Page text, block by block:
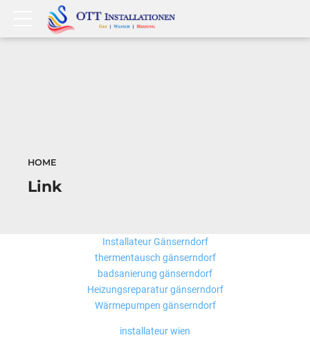
HOME
Link
Installateur Gänserndorf
thermentausch gänserndorf
badsanierung gänserndorf
Heizungsreparatur gänserndorf
Wärmepumpen gänserndorf
installateur wien